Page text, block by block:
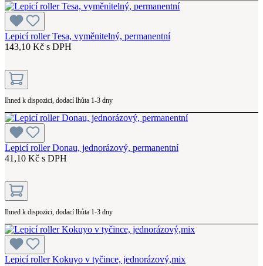
Lepicí roller Tesa, vyměnitelný, permanentní
143,10 Kč s DPH
Ihned k dispozici, dodací lhůta 1-3 dny
Lepicí roller Donau, jednorázový, permanentní
41,10 Kč s DPH
Ihned k dispozici, dodací lhůta 1-3 dny
Lepicí roller Kokuyo v tyčince, jednorázový,mix